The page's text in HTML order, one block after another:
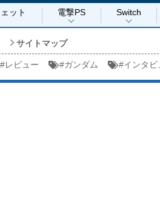
ット 電撃PS Switch
サイトマップ
#レビュー #ガンダム #インタビ